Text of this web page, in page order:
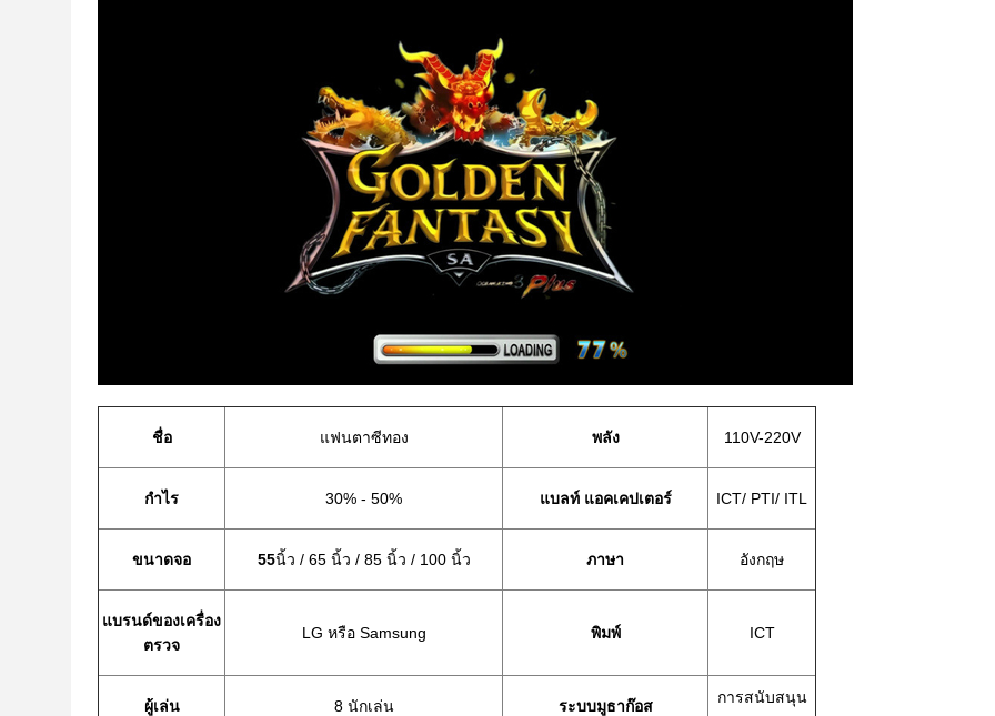
ชื่อ แฟนตาซีทอง พลัง 110V-220V
กําไร 30% - 50% แบลท์ แอคเคปเตอร์ ICT/ PTI/ ITL
ขนาดจอ 55นิ้ว / 65 นิ้ว / 85 นิ้ว / 100 นิ้ว ภาษา อังกฤษ
แบรนด์ของเครื่อง
ตรวจ
LG หรือ Samsung พิมพ์ ICT
ผู้เล่น 8 นักเล่น ระบบมูธาก๊อส การสนับสนุน